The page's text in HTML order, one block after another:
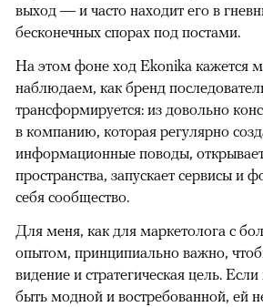
выход — и часто находит его в
бесконечных спорах под постами.
На этом фоне ход Ekonika кажется
наблюдаем, как бренд
трансформируется: из довольно
в компанию, которая регулярно
информационные поводы,
пространства, запускает сервисы и
себя сообщество.
Для меня, как для маркетолога с
опытом, принципиально важно,
видение и стратегическая цель.
быть модной и востребованной, ей